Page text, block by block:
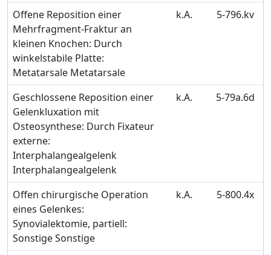
Offene Reposition einer
Mehrfragment-Fraktur an
kleinen Knochen: Durch
winkelstabile Platte:
Metatarsale Metatarsale
k.A. 5-796.kv
Geschlossene Reposition einer
Gelenkluxation mit
Osteosynthese: Durch Fixateur
externe:
Interphalangealgelenk
Interphalangealgelenk
k.A. 5-79a.6d
Offen chirurgische Operation
eines Gelenkes:
Synovialektomie, partiell:
Sonstige Sonstige
k.A. 5-800.4x